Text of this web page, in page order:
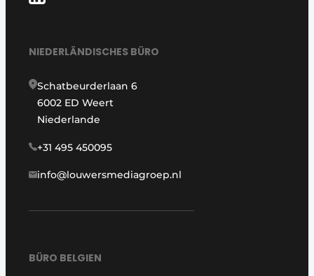
NIEDERLÄNDISCHES BÜRO
Schatbeurderlaan 6
6002 ED Weert
Niederlande
+31 495 450095
info@louwersmediagroep.nl
BÜRO BELGIEN